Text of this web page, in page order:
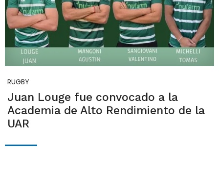
RUGBY
Juan Louge fue convocado a la
Academia de Alto Rendimiento de la
UAR